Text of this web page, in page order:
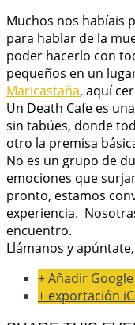
Muchos nos habíais
para hablar de la
poder hacerlo con
pequeños en un
Maricastaña, aquí
Un Death Cafe es
sin tabúes, donde
otro la premisa
No es un grupo de
emociones que
pronto, estamos
experiencia.
encuentro.
Llámanos y
+ Añadir
+ exportación